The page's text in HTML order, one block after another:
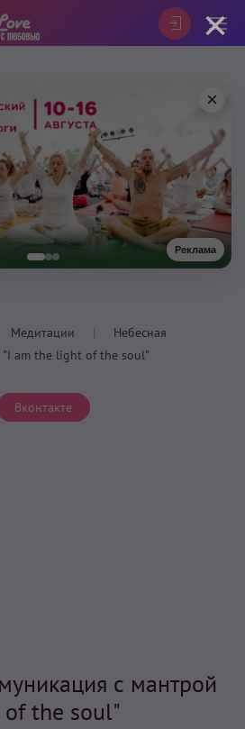
Реклама
×
Медитации
Небесная
"I am the light of the soul"
Вконтакте
с мантрой
the soul"
×